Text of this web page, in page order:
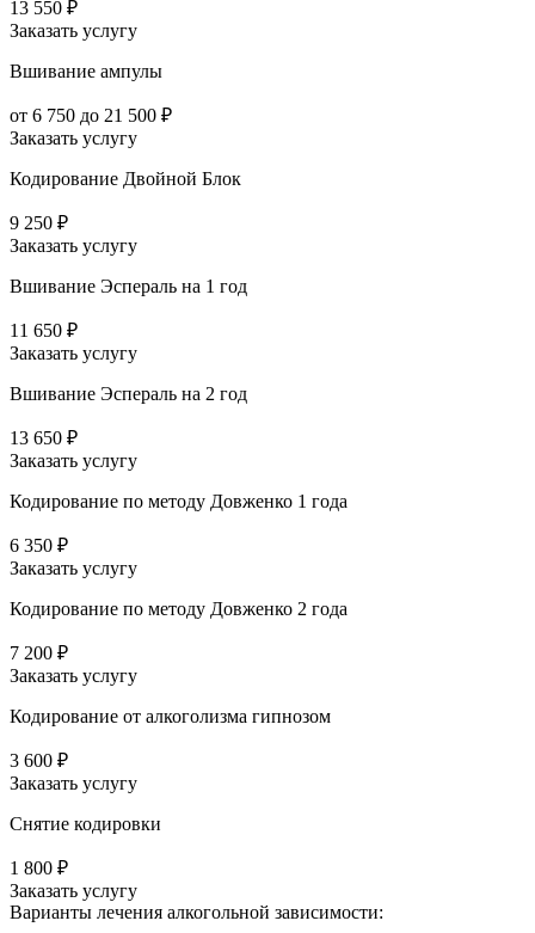
13 550 ₽
Заказать услугу
Вшивание ампулы
от 6 750 до 21 500 ₽
Заказать услугу
Кодирование Двойной Блок
9 250 ₽
Заказать услугу
Вшивание Эспераль на 1 год
11 650 ₽
Заказать услугу
Вшивание Эспераль на 2 год
13 650 ₽
Заказать услугу
Кодирование по методу Довженко 1 года
6 350 ₽
Заказать услугу
Кодирование по методу Довженко 2 года
7 200 ₽
Заказать услугу
Кодирование от алкоголизма гипнозом
3 600 ₽
Заказать услугу
Снятие кодировки
1 800 ₽
Заказать услугу
Варианты лечения алкогольной зависимости: